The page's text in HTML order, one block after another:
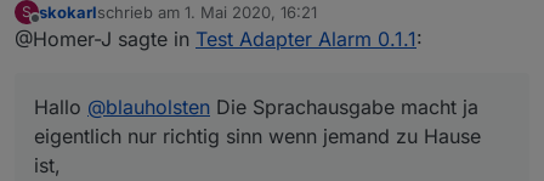
soll heißen eigentlich brauche ich wenn ich die
Alarmanlage auf scharf schalte wenn niemand da ist
macht es wenn ich jetzt die Nachtruhe einschalte
und dann eine Sprachausgabe kommt z.B. Nachtruhe
S
Offline
skokarlschrieb am 1. Mai 2020, 16:21
zuletzt editiert von
@Homer-J sagte in Test Adapter Alarm 0.1.1:
Hallo @blauholsten Die Sprachausgabe macht ja
eigentlich nur richtig sinn wenn jemand zu Hause
ist,